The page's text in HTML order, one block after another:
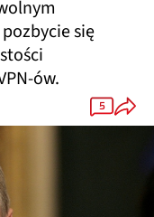
się
ów.
5